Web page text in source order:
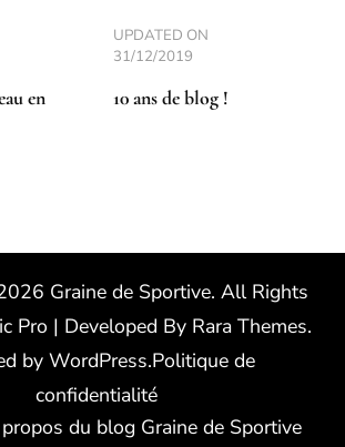
en
UPDATED ON
31/12/2019
10 ans de blog !
Graine de Sportive. All Rights
Pro | Developed By Rara Themes.
by WordPress.Politique de
confidentialité
du blog Graine de Sportive